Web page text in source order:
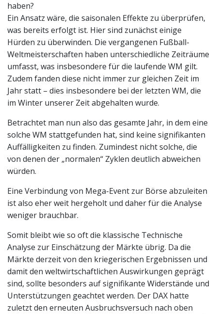
haben?
Ein Ansatz wäre, die saisonalen Effekte zu überprüfen,
was bereits erfolgt ist. Hier sind zunächst einige
Hürden zu überwinden. Die vergangenen Fußball-
Weltmeisterschaften haben unterschiedliche Zeiträume
umfasst, was insbesondere für die laufende WM gilt.
Zudem fanden diese nicht immer zur gleichen Zeit im
Jahr statt – dies insbesondere bei der letzten WM, die
im Winter unserer Zeit abgehalten wurde.
Betrachtet man nun also das gesamte Jahr, in dem eine
solche WM stattgefunden hat, sind keine signifikanten
Auffälligkeiten zu finden. Zumindest nicht solche, die
von denen der „normalen“ Zyklen deutlich abweichen
würden.
Eine Verbindung von Mega-Event zur Börse abzuleiten
ist also eher weit hergeholt und daher für die Analyse
weniger brauchbar.
Somit bleibt wie so oft die klassische Technische
Analyse zur Einschätzung der Märkte übrig. Da die
Märkte derzeit von den kriegerischen Ergebnissen und
damit den weltwirtschaftlichen Auswirkungen geprägt
sind, sollte besonders auf signifikante Widerstände und
Unterstützungen geachtet werden. Der DAX hatte
zuletzt den erneuten Ausbruchsversuch nach oben